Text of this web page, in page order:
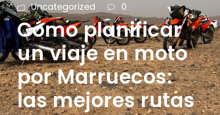
Uncategorized
0
Cómo planificar
un viaje en moto
por Marruecos:
las mejores rutas